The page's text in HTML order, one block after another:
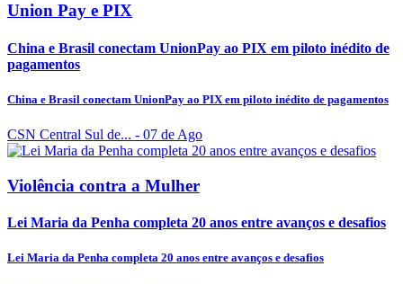
Union Pay e PIX
China e Brasil conectam UnionPay ao PIX em piloto inédito de
pagamentos
China e Brasil conectam UnionPay ao PIX em piloto inédito de pagamentos
CSN Central Sul de... - 07 de Ago
Violência contra a Mulher
Lei Maria da Penha completa 20 anos entre avanços e desafios
Lei Maria da Penha completa 20 anos entre avanços e desafios